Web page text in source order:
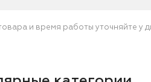
и время работы уточняйте у